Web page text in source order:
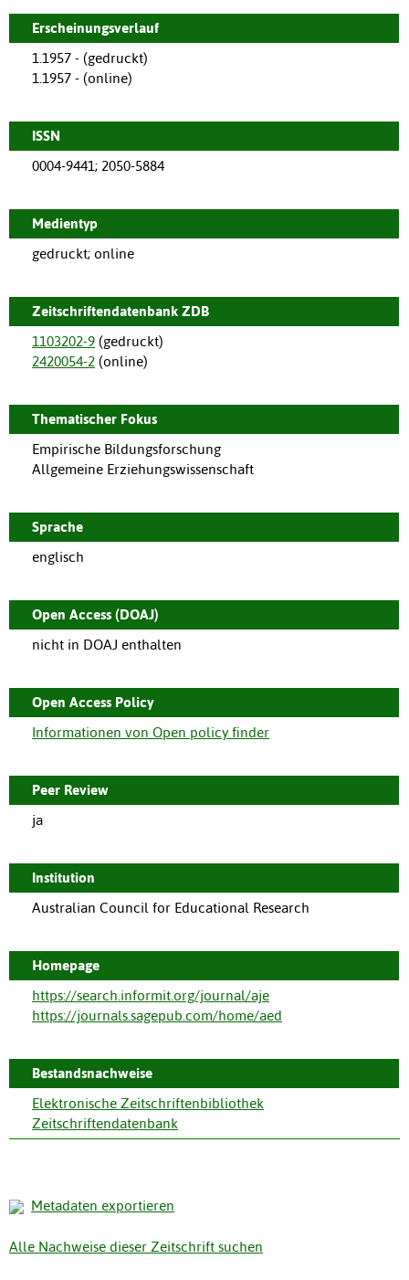
Erscheinungsverlauf
1.1957 - (gedruckt)
1.1957 - (online)
ISSN
0004-9441; 2050-5884
Medientyp
gedruckt; online
Zeitschriftendatenbank ZDB
1103202-9 (gedruckt)
2420054-2 (online)
Thematischer Fokus
Empirische Bildungsforschung
Allgemeine Erziehungswissenschaft
Sprache
englisch
Open Access (DOAJ)
nicht in DOAJ enthalten
Open Access Policy
Informationen von Open policy finder
Peer Review
ja
Institution
Australian Council for Educational Research
Homepage
https://search.informit.org/journal/aje
https://journals.sagepub.com/home/aed
Bestandsnachweise
Elektronische Zeitschriftenbibliothek
Zeitschriftendatenbank
Metadaten exportieren
Alle Nachweise dieser Zeitschrift suchen